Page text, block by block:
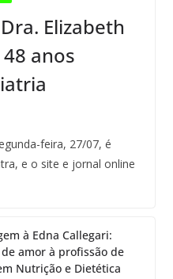
Elizabeth
anos
feira, 27/07, é
e o site e jornal online
à Edna Callegari:
amor à profissão de
Nutrição e Dietética